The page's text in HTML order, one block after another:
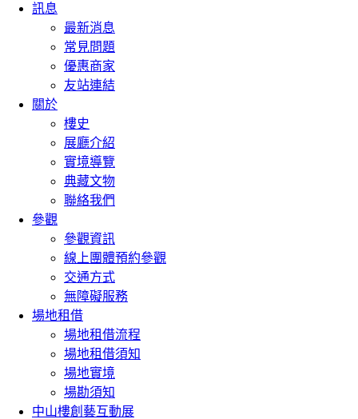
訊息
最新消息
常見問題
優惠商家
友站連結
關於
樓史
展廳介紹
實境導覽
典藏文物
聯絡我們
參觀
參觀資訊
線上團體預約參觀
交通方式
無障礙服務
場地租借
場地租借流程
場地租借須知
場地實境
場勘須知
中山樓創藝互動展